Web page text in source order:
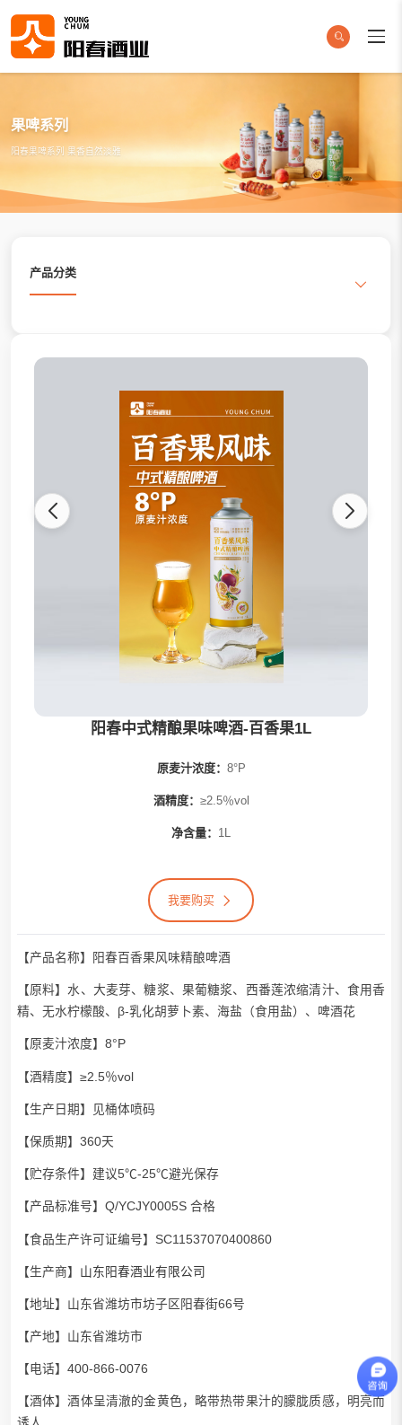
果啤系列
阳春果啤系列 果香自然淡雅
产品分类
发财桶系列
阳春中式精酿果味啤酒-百香果1L
原麦汁浓度： 8°P
酒精度： ≥2.5％vol
净含量： 1L
我要购买
【产品名称】阳春百香果风味精酿啤酒
【原料】水、大麦芽、糖浆、果葡糖浆、西番莲浓缩清汁、食用香
精、无水柠檬酸、β-乳化胡萝卜素、海盐（食用盐）、啤酒花
【原麦汁浓度】8°P
【酒精度】≥2.5％vol
【生产日期】见桶体喷码
【保质期】360天
【贮存条件】建议5℃-25℃避光保存
【产品标准号】Q/YCJY0005S 合格
【食品生产许可证编号】SC11537070400860
【生产商】 山东阳春酒业有限公司
【地址】山东省潍坊市坊子区阳春街66号
【产地】山东省潍坊市
【电话】400-866-0076
【酒体】酒体呈清澈的金黄色，略带热带果汁的朦胧质感，明亮而